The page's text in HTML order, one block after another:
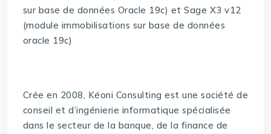
sur base de données Oracle 19c) et Sage X3 v12
(module immobilisations sur base de données
oracle 19c)
Crée en 2008, Kéoni Consulting est une société de
conseil et d’ingénierie informatique spécialisée
dans le secteur de la banque, de la finance de